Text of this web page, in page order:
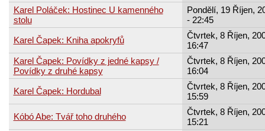
Karel Poláček: Hostinec U kamenného
stolu
Pondělí, 19 Říjen,
- 22:45
Karel Čapek: Kniha apokryfů
Čtvrtek, 8 Říjen,
16:47
Karel Čapek: Povídky z jedné kapsy /
Povídky z druhé kapsy
Čtvrtek, 8 Říjen,
16:04
Karel Čapek: Hordubal
Čtvrtek, 8 Říjen,
15:59
Kóbó Abe: Tvář toho druhého
Čtvrtek, 8 Říjen,
15:21